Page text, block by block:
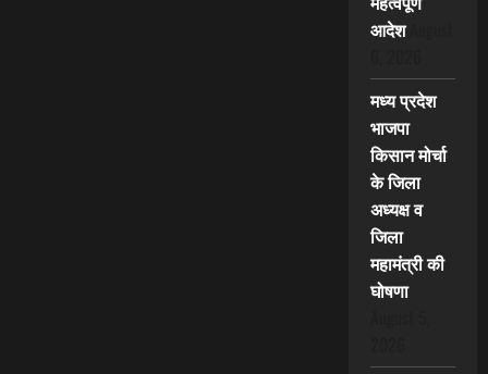
आदेश
मध्य प्रदेश
भाजपा
किसान मोर्चा
के जिला
अध्यक्ष व
जिला
महामंत्री की
घोषणा